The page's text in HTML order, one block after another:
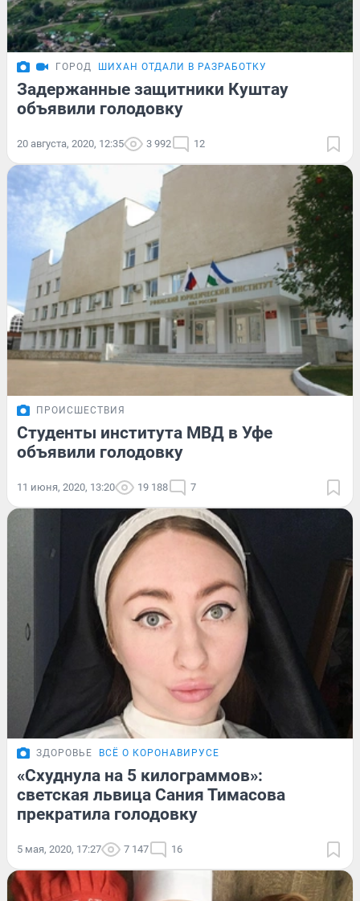
ГОРОД ШИХАН ОТДАЛИ В РАЗРАБОТКУ
Задержанные защитники Куштау
объявили голодовку
20 августа, 2020, 12:35 3 992 12
ПРОИСШЕСТВИЯ
Студенты института МВД в Уфе
объявили голодовку
11 июня, 2020, 13:20 19 188 7
ЗДОРОВЬЕ ВСЁ О КОРОНАВИРУСЕ
«Схуднула на 5 килограммов»:
светская львица Сания Тимасова
прекратила голодовку
5 мая, 2020, 17:27 7 147 16